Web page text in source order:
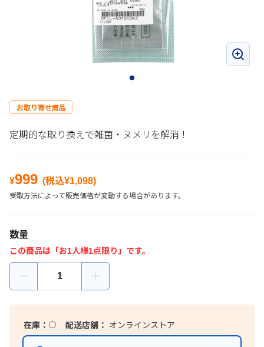
お取り寄せ商品
定期的な取り換えで雑菌・ヌメリを解消！
¥999 (税込¥1,098)
受取方法によって販売価格が変動する場合があります。
数量
この商品は「お1人様1点限り」です。
在庫： 〇 配送店舗： オンラインストア